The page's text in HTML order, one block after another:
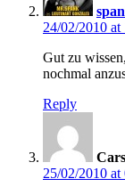
24/02/2010 at
Gut zu
nochmal
Reply
25/02/2010 at